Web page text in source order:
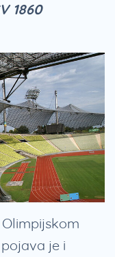
1860
je i